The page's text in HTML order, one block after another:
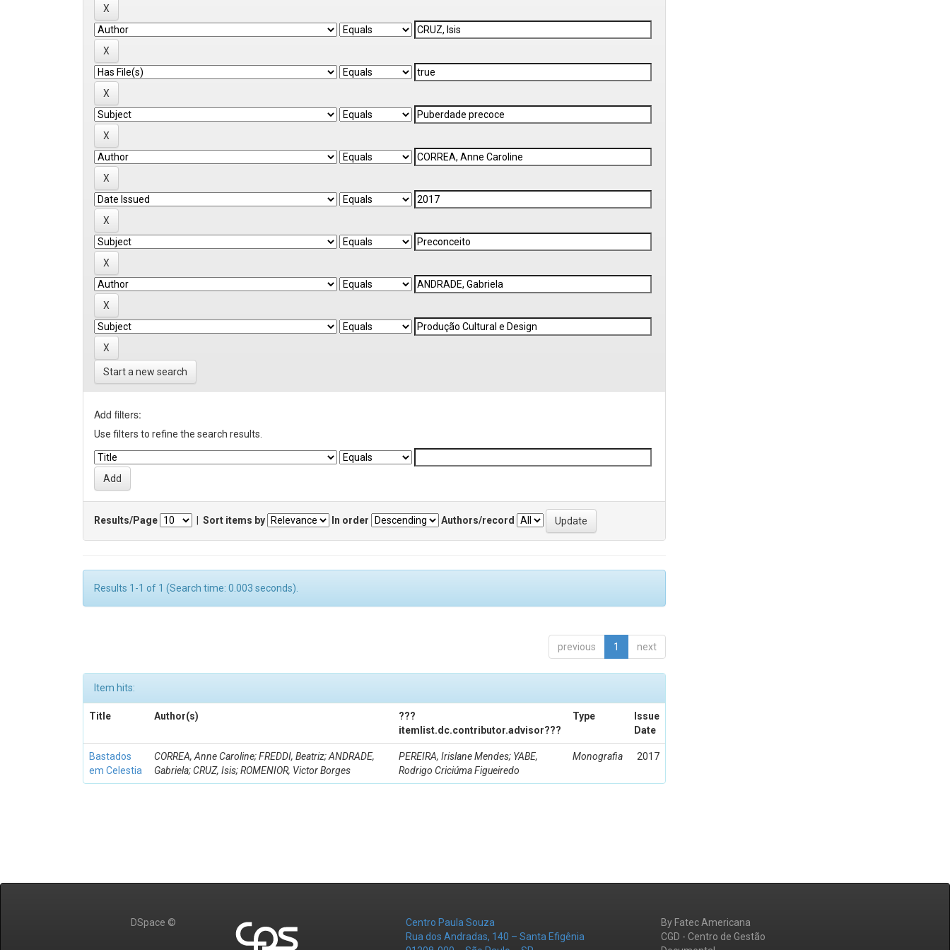
Start a new search
Add filters:
Use filters to refine the search results.
Results/Page Sort items by In order Authors/record
Results 1-1 of 1 (Search time: 0.003 seconds).
previous 1 next
Item hits:
Title Author(s)
???
itemlist.dc.contributor.advisor???
Type
Issue
Date
Bastados
em Celestia
CORREA, Anne Caroline; FREDDI, Beatriz; ANDRADE,
Gabriela; CRUZ, Isis; ROMENIOR, Victor Borges
PEREIRA, Irislane Mendes; YABE,
Rodrigo Criciúma Figueiredo
Monografia 2017
DSpace ©
Centro Paula Souza
Rua dos Andradas, 140 – Santa Efigênia
By Fatec Americana
CGD - Centro de Gestão